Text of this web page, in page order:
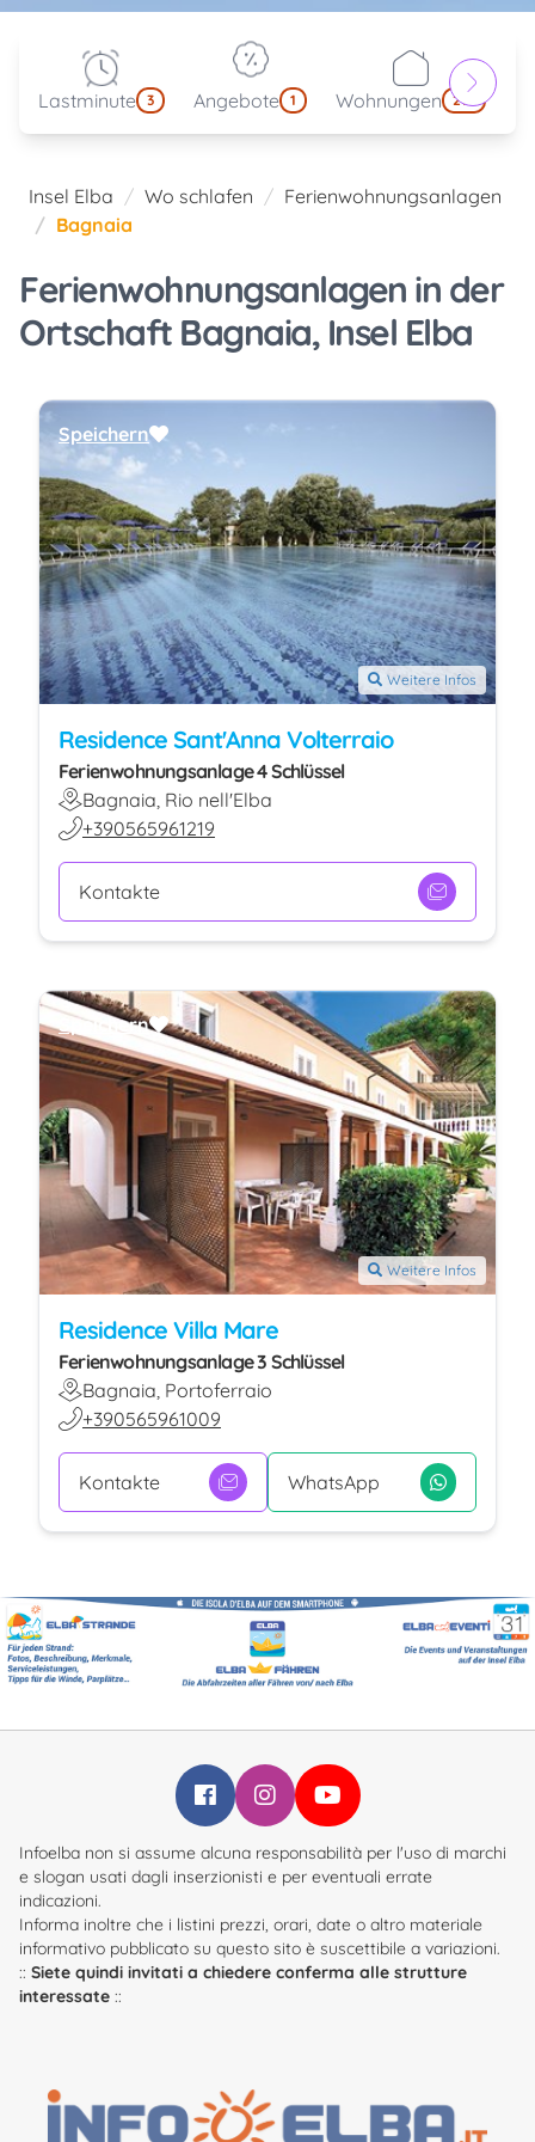
Lastminute 3 Angebote 1 Wohnungen 214
Insel Elba Wo schlafen
Ferienwohnungsanlagen
Bagnaia
Ferienwohnungsanlagen in der
Ortschaft Bagnaia, Insel Elba
Weitere Infos
Residence Sant'Anna Volterraio
Ferienwohnungsanlage 4 Schlüssel
Bagnaia, Rio nell'Elba
+390565961219
Kontakte
Speichern
Weitere Infos
Residence Villa Mare
Ferienwohnungsanlage 3 Schlüssel
Bagnaia, Portoferraio
+390565961009
Kontakte WhatsApp
Speichern
Infoelba su Facebook
Infoelba su Instagram
Infoelba su YouTube
Infoelba non si assume alcuna responsabilità per l'uso di marchi
e slogan usati dagli inserzionisti e per eventuali errate
indicazioni.
Informa inoltre che i listini prezzi, orari, date o altro materiale
informativo pubblicato su questo sito è suscettibile a variazioni.
:: Siete quindi invitati a chiedere conferma alle strutture
interessate ::